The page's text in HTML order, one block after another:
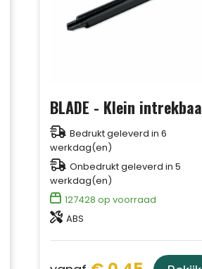
Bedrukt geleverd in 6
werkdag(en)
Onbedrukt geleverd in 5
werkdag(en)
127428 op voorraad
ABS